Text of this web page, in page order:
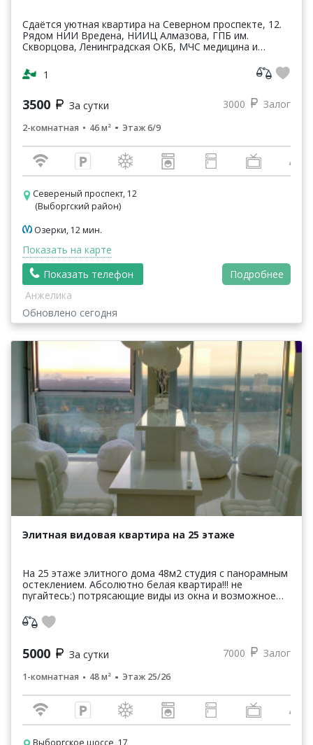
Сдаётся уютная квартира на Северном проспекте, 12.
Рядом НИИ Вредена, НИИЦ Алмазова, ГПБ им.
Скворцова, Ленинградская ОКБ, МЧС медицина и
вокзала 15 м...
1
3500 За сутки 3000 Залог
2-комнатная 46 м² Этаж 6/9
Севереный проспект, 12
(Выборгский район)
Озерки, 12 мин.
Показать на карте
Показать телефон
Подробнее
Анжелика
Обновлено сегодня
Элитная видовая квартира на 25 этаже
На 25 этаже элитного дома 48м2 студия с панорамным
остеклением. Абсолютно белая квартира!!! не
пугайтесь:) потрясающие виды из окна и возможное
крас...
5000 За сутки 7000 Залог
1-комнатная 48 м² Этаж 25/26